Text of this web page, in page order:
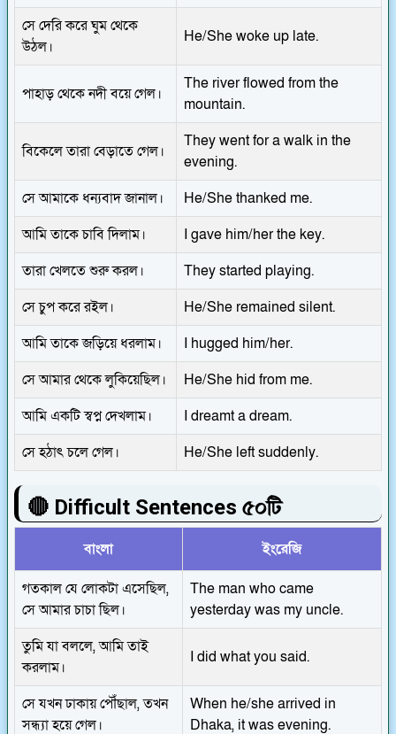
সে দেরি করে ঘুম থেকে
উঠল।
He/She woke up late.
পাহাড় থেকে নদী বয়ে গেল।
The river flowed from the
mountain.
বিকেলে তারা বেড়াতে গেল।
They went for a walk in the
evening.
সে আমাকে ধন্যবাদ জানাল।
He/She thanked me.
আমি তাকে চাবি দিলাম।
I gave him/her the key.
তারা খেলতে শুরু করল।
They started playing.
সে চুপ করে রইল।
He/She remained silent.
আমি তাকে জড়িয়ে ধরলাম।
I hugged him/her.
সে আমার থেকে লুকিয়েছিল।
He/She hid from me.
আমি একটি স্বপ্ন দেখলাম।
I dreamt a dream.
সে হঠাৎ চলে গেল।
He/She left suddenly.
🔴 Difficult Sentences ৫০টি
বাংলা ইংরেজি
গতকাল যে লোকটা এসেছিল,
সে আমার চাচা ছিল।
The man who came
yesterday was my uncle.
তুমি যা বললে, আমি তাই
করলাম।
I did what you said.
সে যখন ঢাকায় পৌঁছাল, তখন
সন্ধ্যা হয়ে গেল।
When he/she arrived in
Dhaka, it was evening.